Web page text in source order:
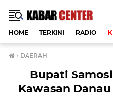
HOME TERKINI RADIO
› DAERAH
Bupati
Kawasan